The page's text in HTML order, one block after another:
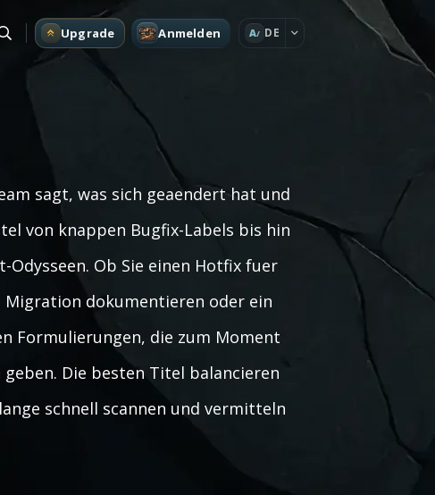
Upgrade Anmelden A DE
sagt, was sich geaendert hat und
von knappen Bugfix-Labels bis hin
Ob Sie einen Hotfix fuer
Migration dokumentieren oder ein
Formulierungen, die zum Moment
Die besten Titel balancieren
schnell scannen und vermitteln